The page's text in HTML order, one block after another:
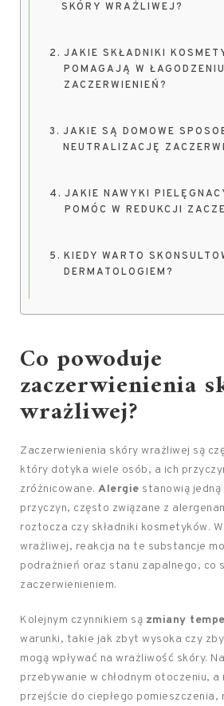
SKÓRY WRAŻLIWEJ?
JAKIE SKŁADNIKI
POMAGAJĄ W ŁAGODZENIU
ZACZERWIENIEŃ?
JAKIE SĄ DOMOWE
NEUTRALIZACJĘ
JAKIE NAWYKI
POMÓC W REDUKCJI
KIEDY WARTO
DERMATOLOGIEM?
Co powoduje
zaczerwienienia
wrażliwej?
Zaczerwienienia skóry wrażliwej są
który dotyka wiele osób, a ich
zróżnicowane. Alergie stanowią
przyczyn, często związane z
roztocza czy składniki kosmetyków.
wrażliwej, reakcja na te substancje
podrażnień oraz stanu zapalnego, co
zaczerwienieniem.
Kolejnym czynnikiem są zmiany
warunki, takie jak zbyt wysoka czy
mogą wpływać na wrażliwość skóry.
przebywanie w chłodnym otoczeniu, a
przejście do ciepłego pomieszczenia,